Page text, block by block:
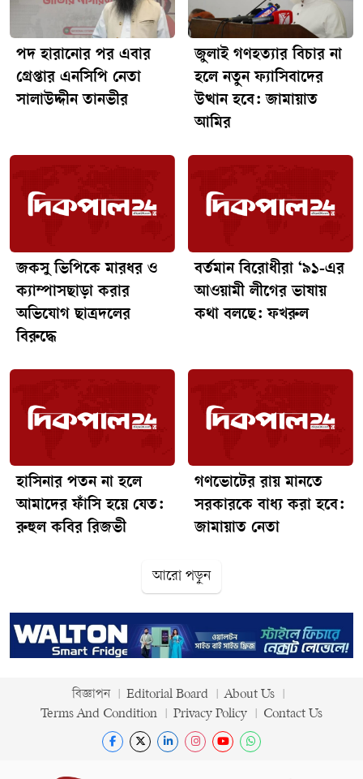
পদ হারানোর পর এবার
গ্রেপ্তার এনসিপি নেতা
সালাউদ্দীন তানভীর
জুলাই গণহত্যার বিচার না
হলে নতুন ফ্যাসিবাদের
উত্থান হবে: জামায়াত
আমির
জকসু ভিপিকে মারধর ও
ক্যাম্পাসছাড়া করার
অভিযোগ ছাত্রদলের
বিরুদ্ধে
বর্তমান বিরোধীরা ‘৯১-এর
আওয়ামী লীগের ভাষায়
কথা বলছে: ফখরুল
হাসিনার পতন না হলে
আমাদের ফাঁসি হয়ে যেত:
রুহুল কবির রিজভী
গণভোটের রায় মানতে
সরকারকে বাধ্য করা হবে:
জামায়াত নেতা
আরো পড়ুন
বিজ্ঞাপন Editorial Board
About Us
Terms And Condition
Privacy Policy Contact Us